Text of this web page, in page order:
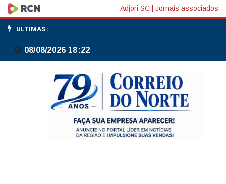
Fluminense
avança
e
Flamengo
garante
melhor
campanha
Adjori SC Jornais associados
ULTIMAS :
08/08/2026 18:22